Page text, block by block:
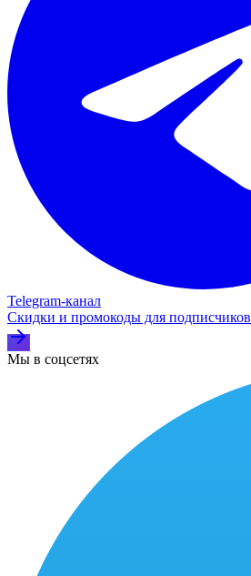
Telegram‑канал
Скидки и промокоды для подписчиков
Мы в соцсетях